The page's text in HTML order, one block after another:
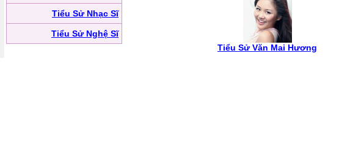
Tiểu Sử Nhạc Sĩ
Tiểu Sử Nghệ Sĩ
▶ Play
Tiểu Sử Văn Mai Hương